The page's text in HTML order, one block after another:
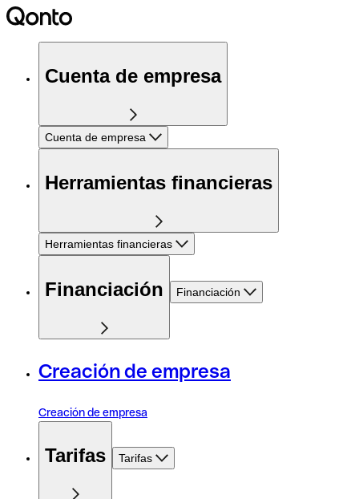
Cuenta de empresa
Cuenta de empresa
Herramientas financieras
Herramientas financieras
Financiación Financiación
Creación de empresa
Creación de empresa
Tarifas Tarifas